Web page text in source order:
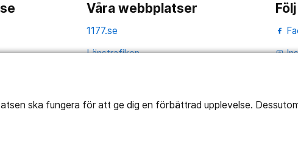
ska fungera för att ge dig en förbättrad upplevelse.
Våra webbplatser
1177.se
Länstrafiken
Utveckling
portrait